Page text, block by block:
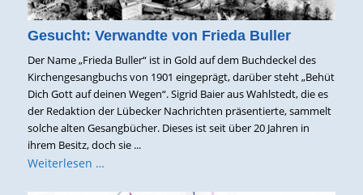
Gesucht: Verwandte von Frieda Buller
Der Name „Frieda Buller“ ist in Gold auf dem Buchdeckel des
Kirchengesangbuchs von 1901 eingeprägt, darüber steht „Behüt
Dich Gott auf deinen Wegen“. Sigrid Baier aus Wahlstedt, die es
der Redaktion der Lübecker Nachrichten präsentierte, sammelt
solche alten Gesangbücher. Dieses ist seit über 20 Jahren in
ihrem Besitz, doch sie ...
Weiterlesen …